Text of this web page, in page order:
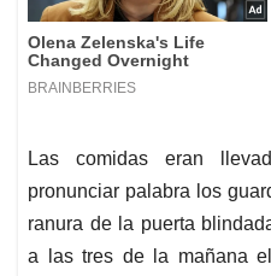
Las comidas eran
pronunciar palabra los
ranura de la puerta
a las tres de la mañana